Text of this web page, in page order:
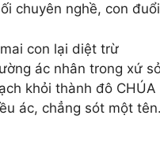
chuyên nghề, con
con lại diệt trừ
ác nhân trong xứ
khỏi thành đô CHÚA
ác, chẳng sót một tên.